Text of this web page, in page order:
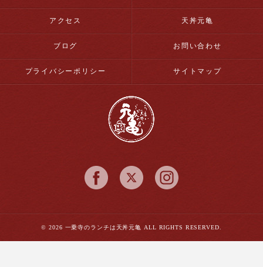
アクセス 天丼元亀
ブログ お問い合わせ
プライバシーポリシー サイトマップ
© 2026 一乗寺のランチは天丼元亀 ALL RIGHTS RESERVED.